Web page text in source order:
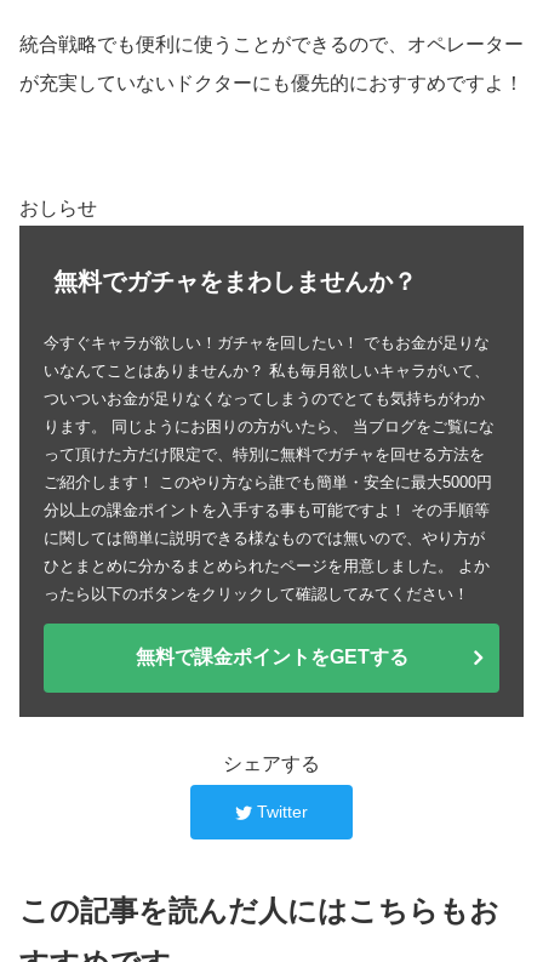
統合戦略でも便利に使うことができるので、オペレーター
が充実していないドクターにも優先的におすすめですよ！
おしらせ
無料でガチャをまわしませんか？
今すぐキャラが欲しい！ガチャを回したい！ でもお金が足りな
いなんてことはありませんか？ 私も毎月欲しいキャラがいて、
ついついお金が足りなくなってしまうのでとても気持ちがわか
ります。 同じようにお困りの方がいたら、 当ブログをご覧にな
って頂けた方だけ限定で、特別に無料でガチャを回せる方法を
ご紹介します！ このやり方なら誰でも簡単・安全に最大5000円
分以上の課金ポイントを入手する事も可能ですよ！ その手順等
に関しては簡単に説明できる様なものでは無いので、やり方が
ひとまとめに分かるまとめられたページを用意しました。 よか
ったら以下のボタンをクリックして確認してみてください！
無料で課金ポイントをGETする
シェアする
Twitter
この記事を読んだ人にはこちらもお